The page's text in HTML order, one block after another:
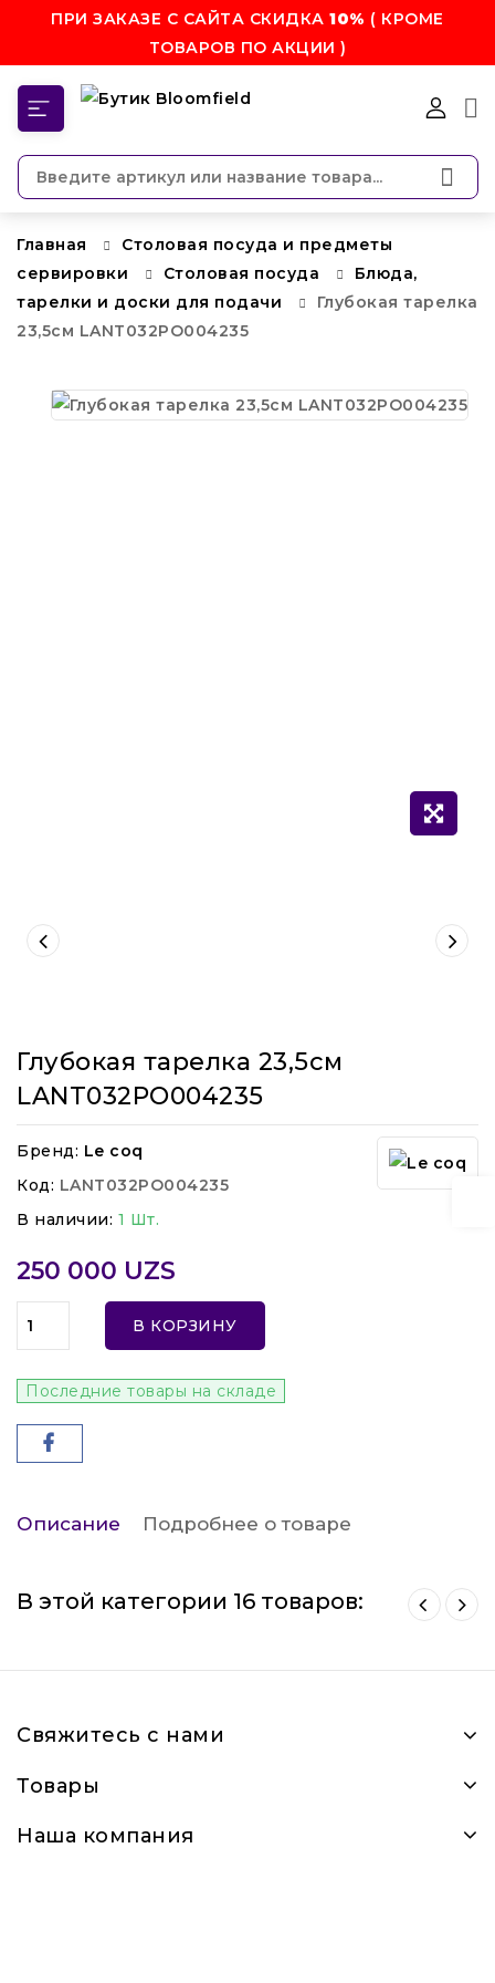
ПРИ ЗАКАЗЕ С САЙТА СКИДКА10% ( КРОМЕ
ТОВАРОВ ПО АКЦИИ )
Главная
Столовая посуда и предметы
сервировки
Столовая посуда
Блюда,
тарелки и доски для подачи
Глубокая тарелка
23,5см LANT032PO004235
Глубокая тарелка 23,5см
LANT032PO004235
Бренд: Le coq
Код: LANT032PO004235
В наличии: 1 Шт.
250 000 UZS
В КОРЗИНУ
Последние товары на складе
Описание Подробнее о товаре
В этой категории 16 товаров:
Свяжитесь с нами
Товары
Наша компания